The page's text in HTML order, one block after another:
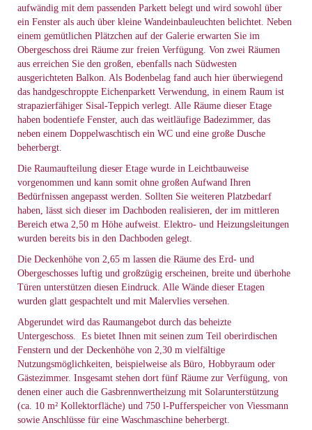
aufwändig mit dem passenden Parkett belegt und wird sowohl über
ein Fenster als auch über kleine Wandeinbauleuchten belichtet. Neben
einem gemütlichen Plätzchen auf der Galerie erwarten Sie im
Obergeschoss drei Räume zur freien Verfügung. Von zwei Räumen
aus erreichen Sie den großen, ebenfalls nach Südwesten
ausgerichteten Balkon. Als Bodenbelag fand auch hier überwiegend
das handgeschroppte Eichenparkett Verwendung, in einem Raum ist
strapazierfähiger Sisal-Teppich verlegt. Alle Räume dieser Etage
haben bodentiefe Fenster, auch das weitläufige Badezimmer, das
neben einem Doppelwaschtisch ein WC und eine große Dusche
beherbergt.
Die Raumaufteilung dieser Etage wurde in Leichtbauweise
vorgenommen und kann somit ohne großen Aufwand Ihren
Bedürfnissen angepasst werden. Sollten Sie weiteren Platzbedarf
haben, lässt sich dieser im Dachboden realisieren, der im mittleren
Bereich etwa 2,50 m Höhe aufweist. Elektro- und Heizungsleitungen
wurden bereits bis in den Dachboden gelegt.
Die Deckenhöhe von 2,65 m lassen die Räume des Erd- und
Obergeschosses luftig und großzügig erscheinen, breite und überhohe
Türen unterstützen diesen Eindruck. Alle Wände dieser Etagen
wurden glatt gespachtelt und mit Malervlies versehen.
Abgerundet wird das Raumangebot durch das beheizte
Untergeschoss. Es bietet Ihnen mit seinen zum Teil oberirdischen
Fenstern und der Deckenhöhe von 2,30 m vielfältige
Nutzungsmöglichkeiten, beispielweise als Büro, Hobbyraum oder
Gästezimmer. Insgesamt stehen dort fünf Räume zur Verfügung, von
denen einer auch die Gasbrennwertheizung mit Solarunterstützung
(ca. 10 m² Kollektorfläche) und 750 l-Pufferspeicher von Viessmann
sowie Anschlüsse für eine Waschmaschine beherbergt.